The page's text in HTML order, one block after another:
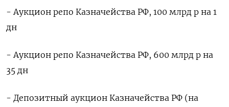
- Аукцион репо Казначейства РФ, 100 млрд р на 1
дн
- Аукцион репо Казначейства РФ, 600 млрд р на
35 дн
- Депозитный аукцион Казначейства РФ (на